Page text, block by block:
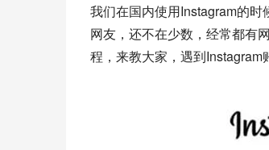
我们在国内使用Instagram的
网友，还不在少数，经常都有
程，来教大家，遇到Instagram